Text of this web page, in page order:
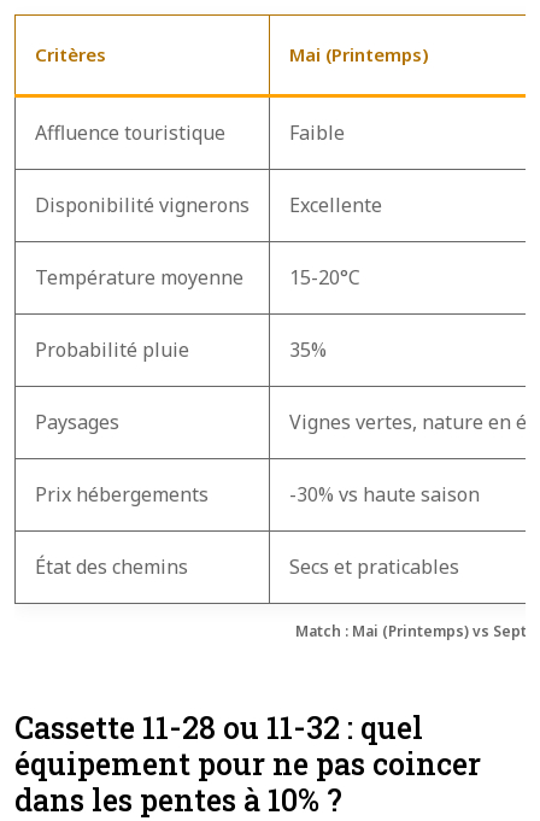
Match : Mai (Printemps) vs
Critères Mai (Printemps)
Affluence touristique Faible
Disponibilité vignerons Excellente
Température moyenne 15-20°C
Probabilité pluie 35%
Paysages Vignes vertes, nature en
Prix hébergements -30% vs haute saison
État des chemins Secs et praticables
Cassette 11-28 ou 11-32 : quel
équipement pour ne pas coincer
dans les pentes à 10% ?